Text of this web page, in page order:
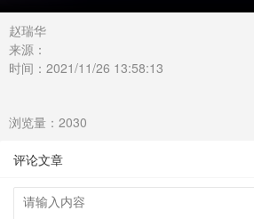
赵瑞华
来源：
时间：2021/11/26 13:58:13
浏览量：2030
评论文章